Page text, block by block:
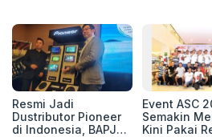
Resmi Jadi
Dustributor Pioneer
di Indonesia, BAPJ
Event ASC
Semakin
Kini Pakai